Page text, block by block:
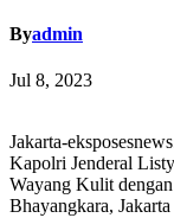
Byadmin
Jul 8, 2023
Jakarta-
Kapolri Jenderal
Wayang Kulit
Bhayangkara,